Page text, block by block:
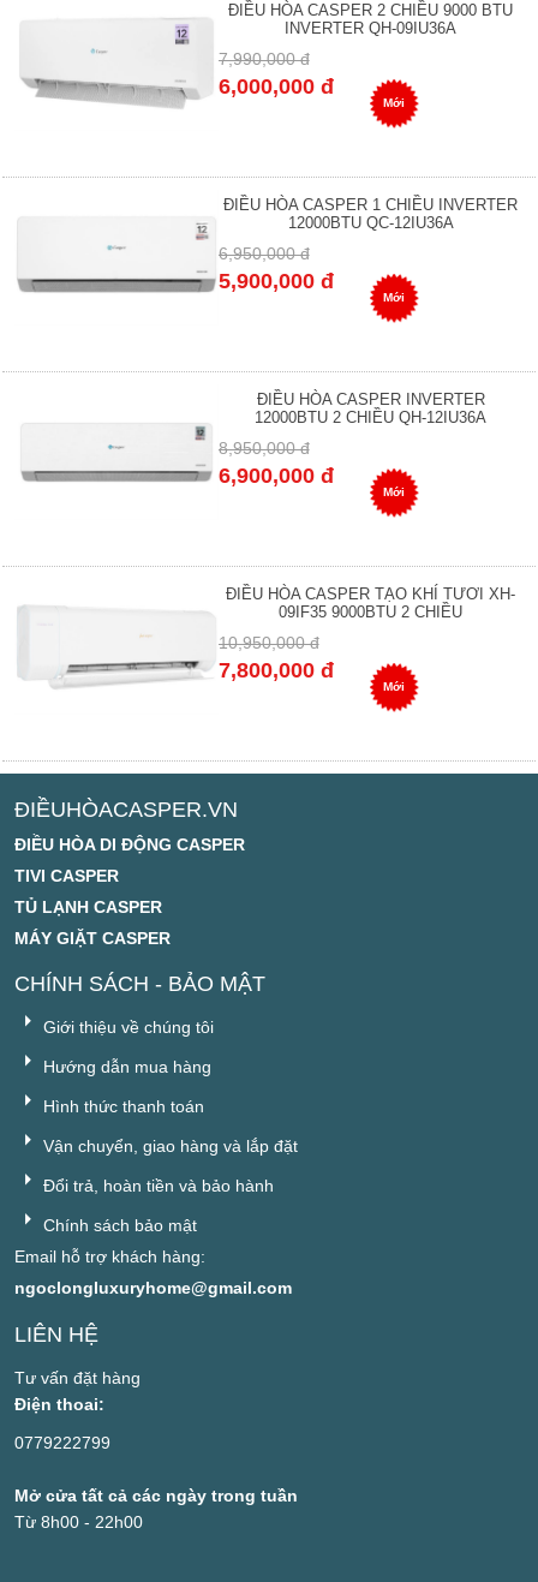
ĐIỀU HÒA CASPER 2 CHIỀU 9000 BTU
INVERTER QH-09IU36A
7,990,000 đ
6,000,000 đ
Mới
ĐIỀU HÒA CASPER 1 CHIỀU INVERTER
12000BTU QC-12IU36A
6,950,000 đ
5,900,000 đ
Mới
ĐIỀU HÒA CASPER INVERTER
12000BTU 2 CHIỀU QH-12IU36A
8,950,000 đ
6,900,000 đ
Mới
ĐIỀU HÒA CASPER TẠO KHÍ TƯƠI XH-
09IF35 9000BTU 2 CHIỀU
10,950,000 đ
7,800,000 đ
Mới
ĐIỀUHÒACASPER.VN
ĐIỀU HÒA DI ĐỘNG CASPER
TIVI CASPER
TỦ LẠNH CASPER
MÁY GIẶT CASPER
CHÍNH SÁCH - BẢO MẬT
Giới thiệu về chúng tôi
Hướng dẫn mua hàng
Hình thức thanh toán
Vận chuyển, giao hàng và lắp đặt
Đổi trả, hoàn tiền và bảo hành
Chính sách bảo mật
Email hỗ trợ khách hàng:
ngoclongluxuryhome@gmail.com
LIÊN HỆ
Tư vấn đặt hàng
Điện thoai:
0779222799
Mở cửa tất cả các ngày trong tuần
Từ 8h00 - 22h00